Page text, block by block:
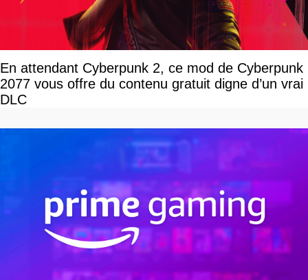
En attendant Cyberpunk 2, ce mod de Cyberpunk
2077 vous offre du contenu gratuit digne d’un vrai
DLC